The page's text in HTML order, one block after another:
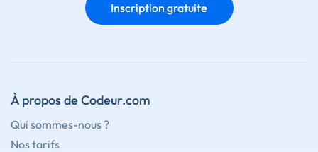
Inscription gratuite
À propos de Codeur.com
Qui sommes-nous ?
Nos tarifs